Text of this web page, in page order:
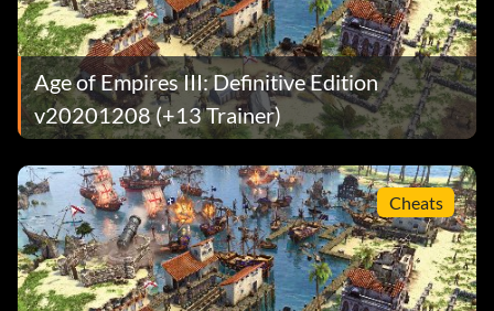
Age of Empires III: Definitive Edition
v20201208 (+13 Trainer)
Cheats